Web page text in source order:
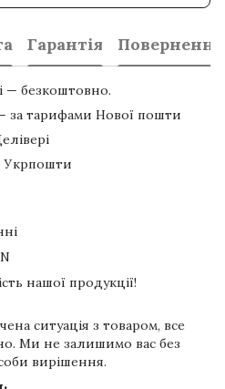
Гарантія Повернення
— безкоштовно.
за тарифами Нової пошти
Укрпошти
нашої продукції!
ситуація з товаром, все
Ми не залишимо вас без
вирішення.